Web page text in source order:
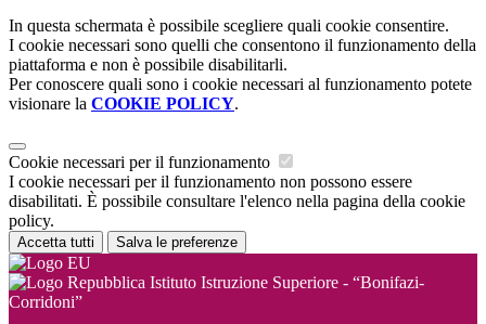
In questa schermata è possibile scegliere quali cookie consentire.
I cookie necessari sono quelli che consentono il funzionamento della
piattaforma e non è possibile disabilitarli.
Per conoscere quali sono i cookie necessari al funzionamento potete
visionare la COOKIE POLICY.
Cookie necessari per il funzionamento
I cookie necessari per il funzionamento non possono essere
disabilitati. È possibile consultare l'elenco nella pagina della cookie
policy.
Accetta tutti Salva le preferenze
Istituto Istruzione Superiore - “Bonifazi-
Corridoni”